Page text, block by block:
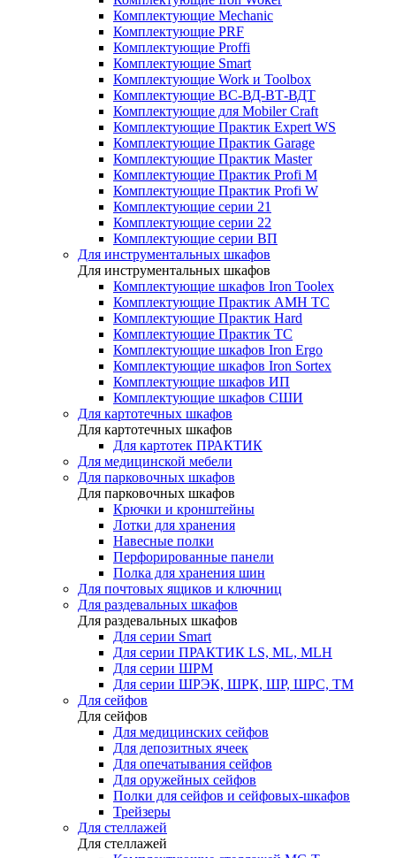
Комплектующие Mechanic
Комплектующие PRF
Комплектующие Proffi
Комплектующие Smart
Комплектующие Work и Toolbox
Комплектующие ВС-ВД-ВТ-ВДТ
Комплектующие для Mobiler Craft
Комплектующие Практик Expert WS
Комплектующие Практик Garage
Комплектующие Практик Master
Комплектующие Практик Profi M
Комплектующие Практик Profi W
Комплектующие серии 21
Комплектующие серии 22
Комплектующие серии ВП
Для инструментальных шкафов
Для инструментальных шкафов
Комплектующие шкафов Iron Toolex
Комплектующие Практик AMH ТС
Комплектующие Практик Hard
Комплектующие Практик ТС
Комплектующие шкафов Iron Ergo
Комплектующие шкафов Iron Sortex
Комплектующие шкафов ИП
Комплектующие шкафов СШИ
Для картотечных шкафов
Для картотечных шкафов
Для картотек ПРАКТИК
Для медицинской мебели
Для парковочных шкафов
Для парковочных шкафов
Крючки и кронштейны
Лотки для хранения
Навесные полки
Перфорированные панели
Полка для хранения шин
Для почтовых ящиков и ключниц
Для раздевальных шкафов
Для раздевальных шкафов
Для серии Smart
Для серии ПРАКТИК LS, ML, MLH
Для серии ШРМ
Для серии ШРЭК, ШРК, ШР, ШРС, ТМ
Для сейфов
Для сейфов
Для медицинских сейфов
Для депозитных ячеек
Для опечатывания сейфов
Для оружейных сейфов
Полки для сейфов и сейфовых-шкафов
Трейзеры
Для стеллажей
Для стеллажей